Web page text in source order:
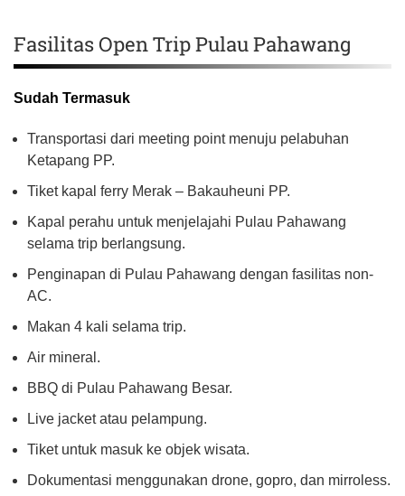
Fasilitas Open Trip Pulau Pahawang
Sudah Termasuk
Transportasi dari meeting point menuju pelabuhan
Ketapang PP.
Tiket kapal ferry Merak – Bakauheuni PP.
Kapal perahu untuk menjelajahi Pulau Pahawang
selama trip berlangsung.
Penginapan di Pulau Pahawang dengan fasilitas non-
AC.
Makan 4 kali selama trip.
Air mineral.
BBQ di Pulau Pahawang Besar.
Live jacket atau pelampung.
Tiket untuk masuk ke objek wisata.
Dokumentasi menggunakan drone, gopro, dan mirroless.